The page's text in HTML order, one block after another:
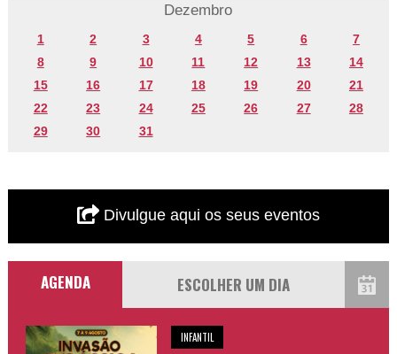
Dezembro
1 2 3 4 5 6
7
8
9 10 11 12 13
14
15
16 17 18 19 20
21
22
23 24 25 26 27
28
29
30 31
Divulgue aqui os seus eventos
AGENDA
INFANTIL